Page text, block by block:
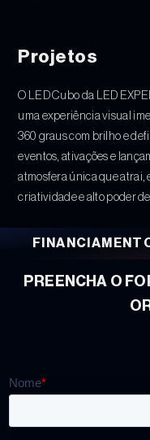
Projetos
O LED Cubo da LED
uma experiência visual
360 graus com brilho e
eventos, ativações e
atmosfera única que atrai,
criatividade e alto poder
PREENCHA O